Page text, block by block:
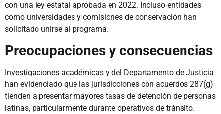
con una ley estatal aprobada en 2022. Incluso entidades
como universidades y comisiones de conservación han
solicitado unirse al programa.
Preocupaciones y consecuencias
Investigaciones académicas y del Departamento de Justicia
han evidenciado que las jurisdicciones con acuerdos 287(g)
tienden a presentar mayores tasas de detención de personas
latinas, particularmente durante operativos de tránsito.